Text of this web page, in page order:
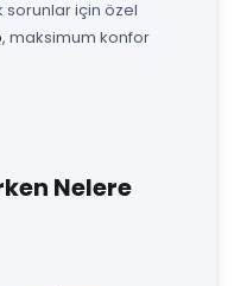
için özel
, maksimum konfor
Nelere